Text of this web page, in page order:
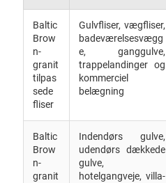
Baltic
Brow
n-
granit
tilpas
sede
fliser
Gulvfliser, vægfliser,
badeværelsesvægg
e, ganggulve,
trappelandinger og
kommerciel
belægning
Baltic
Brow
n-
granit
Indendørs gulve,
udendørs dækkede
gulve,
hotelgangveje, villa-